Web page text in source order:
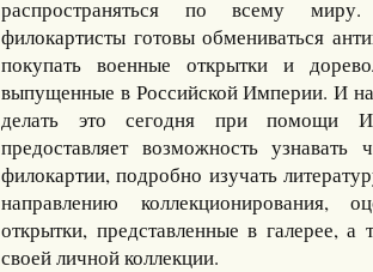
распространяться по всему
филокартисты готовы обмениваться
покупать военные открытки и
выпущенные в Российской Империи. И
делать это сегодня при помощи
предоставляет возможность
филокартии, подробно изучать
направлению коллекционирования,
открытки, представленные в галерее, а
своей личной коллекции.